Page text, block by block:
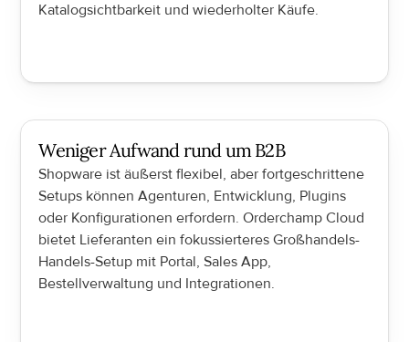
Katalogsichtbarkeit und wiederholter Käufe.
Weniger Aufwand rund um B2B
Shopware ist äußerst flexibel, aber fortgeschrittene
Setups können Agenturen, Entwicklung, Plugins
oder Konfigurationen erfordern. Orderchamp Cloud
bietet Lieferanten ein fokussierteres Großhandels-
Handels-Setup mit Portal, Sales App,
Bestellverwaltung und Integrationen.